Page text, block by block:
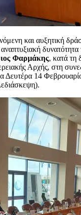
και αυξητική
Φαρμάκης, κατά τη
Αρχής, στη
Δευτέρα 14